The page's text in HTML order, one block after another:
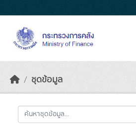
ชุดข้อมูล